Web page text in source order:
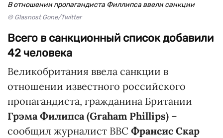
В отношении пропагандиста Филлипса ввели санкции
© Glasnost Gone/Twitter
Всего в санкционный список добавили
42 человека
Великобритания ввела санкции в
отношении известного российского
пропагандиста, гражданина Британии
Грэма Филипса (Graham Phillips) –
сообщил журналист BBC Франсис Скар